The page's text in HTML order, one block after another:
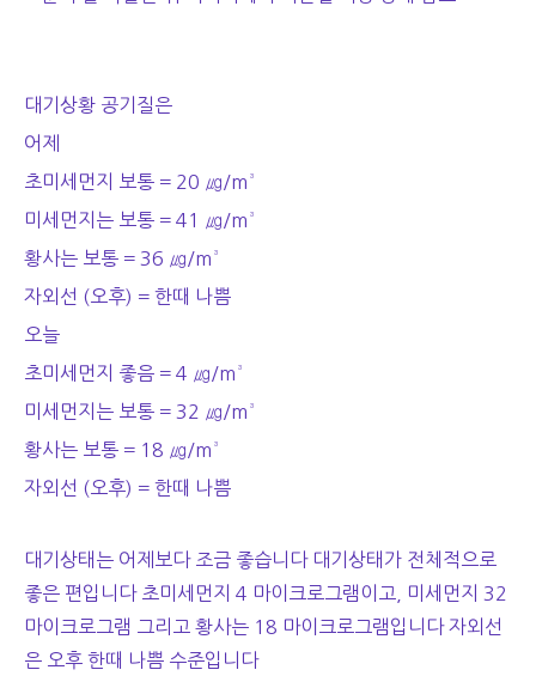
대기상황 공기질은
어제
초미세먼지 보통 = 20 ㎍/m³
미세먼지는 보통 = 41 ㎍/m³
황사는 보통 = 36 ㎍/m³
자외선 (오후) = 한때 나쁨
오늘
초미세먼지 좋음 = 4 ㎍/m³
미세먼지는 보통 = 32 ㎍/m³
황사는 보통 = 18 ㎍/m³
자외선 (오후) = 한때 나쁨
대기상태는 어제보다 조금 좋습니다 대기상태가 전체적으로
좋은 편입니다 초미세먼지 4 마이크로그램이고, 미세먼지 32
마이크로그램 그리고 황사는 18 마이크로그램입니다 자외선
은 오후 한때 나쁨 수준입니다